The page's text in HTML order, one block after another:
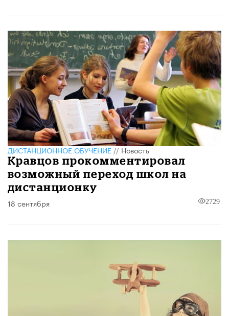
ДИСТАНЦИОННОЕ ОБУЧЕНИЕ//Новость
Кравцов прокомментировал
возможный переход школ на
дистанционку
18 сентября 2729